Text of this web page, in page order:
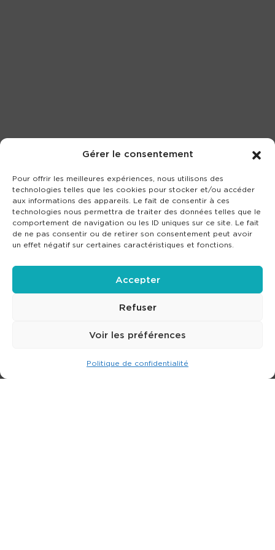
Gérer le consentement
Pour offrir les meilleures expériences, nous utilisons des
technologies telles que les cookies pour stocker et/ou accéder
aux informations des appareils. Le fait de consentir à ces
technologies nous permettra de traiter des données telles que le
comportement de navigation ou les ID uniques sur ce site. Le fait
de ne pas consentir ou de retirer son consentement peut avoir
un effet négatif sur certaines caractéristiques et fonctions.
Accepter
Refuser
Voir les préférences
Politique de confidentialité